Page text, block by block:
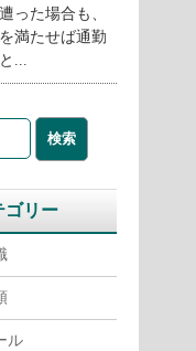
った場合も、
満たせば通勤
...
ゴリー
ル